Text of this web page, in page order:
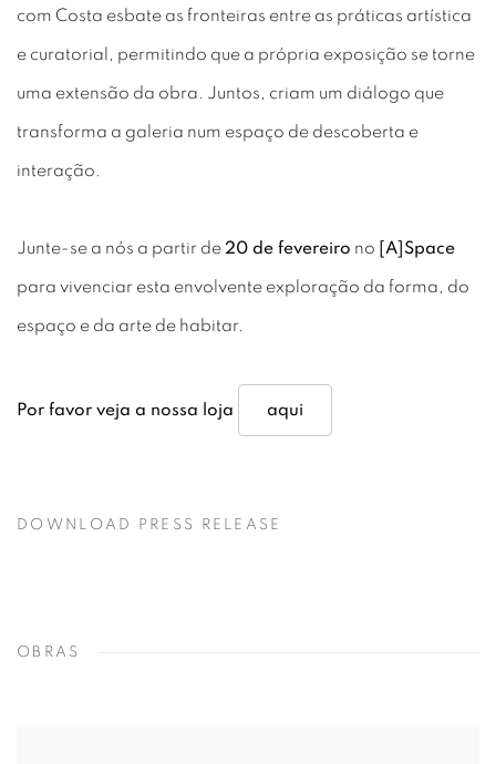
com Costa esbate as fronteiras entre as práticas artística
e curatorial, permitindo que a própria exposição se torne
uma extensão da obra. Juntos, criam um diálogo que
transforma a galeria num espaço de descoberta e
interação.
Junte-se a nós a partir de 20 de fevereiro no [A]Space
para vivenciar esta envolvente exploração da forma, do
espaço e da arte de habitar.
Por favor veja a nossa loja aqui
DOWNLOAD PRESS RELEASE
OBRAS